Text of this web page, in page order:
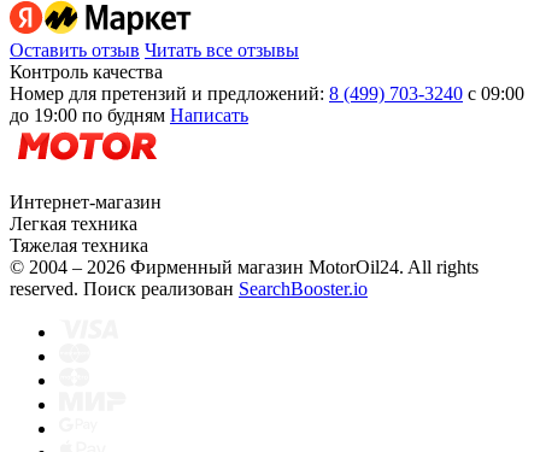
Оставить отзыв Читать все отзывы
Контроль качества
Номер для претензий и предложений: 8 (499) 703-3240 с 09:00
до 19:00 по будням Написать
Интернет-магазин
Легкая техника
Тяжелая техника
© 2004 – 2026 Фирменный магазин MotorOil24. All rights
reserved. Поиск реализован SearchBooster.io